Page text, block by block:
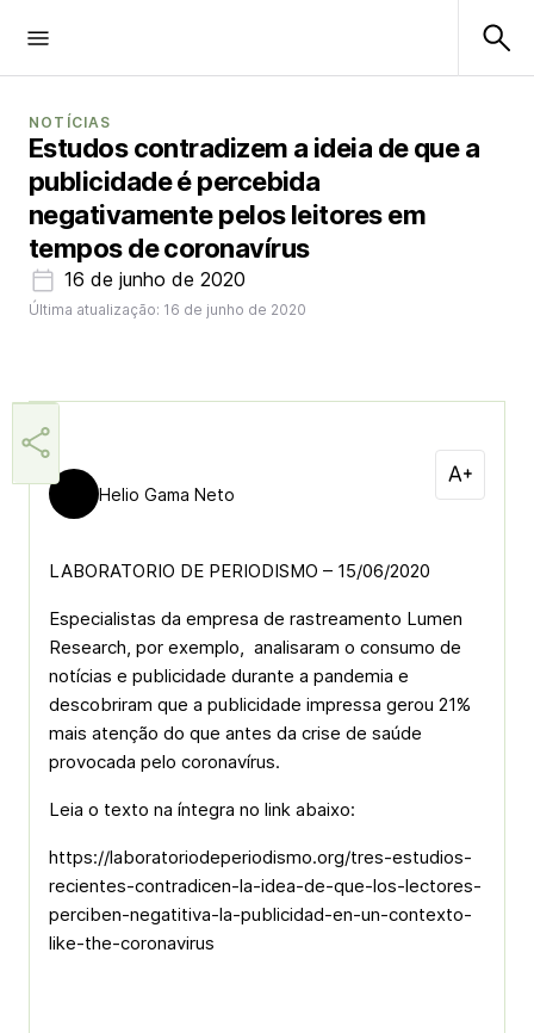
NOTÍCIAS
Estudos contradizem a ideia de que a
publicidade é percebida
negativamente pelos leitores em
tempos de coronavírus
16 de junho de 2020
Última atualização: 16 de junho de 2020
Helio Gama Neto
LABORATORIO DE PERIODISMO – 15/06/2020
Especialistas da empresa de rastreamento Lumen
Research, por exemplo, analisaram o consumo de
notícias e publicidade durante a pandemia e
descobriram que a publicidade impressa gerou 21%
mais atenção do que antes da crise de saúde
provocada pelo coronavírus.
Leia o texto na íntegra no link abaixo:
https://laboratoriodeperiodismo.org/tres-estudios-
recientes-contradicen-la-idea-de-que-los-lectores-
perciben-negatitiva-la-publicidad-en-un-contexto-
like-the-coronavirus